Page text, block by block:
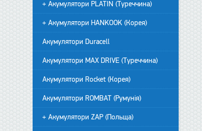
+ Акумулятори PLATIN (Туреччина)
+ Акумулятори HANKOOK (Корея)
Акумулятори Duracell
Акумулятори MAX DRIVE (Туреччина)
Акумулятори Rocket (Корея)
Акумулятори ROMBAT (Румунія)
+ Акумулятори ZAP (Польща)